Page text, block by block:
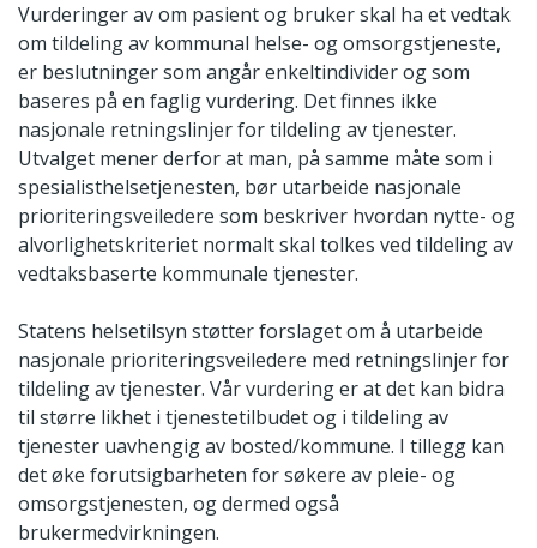
Vurderinger av om pasient og bruker skal ha et vedtak
om tildeling av kommunal helse- og omsorgstjeneste,
er beslutninger som angår enkeltindivider og som
baseres på en faglig vurdering. Det finnes ikke
nasjonale retningslinjer for tildeling av tjenester.
Utvalget mener derfor at man, på samme måte som i
spesialisthelsetjenesten, bør utarbeide nasjonale
prioriteringsveiledere som beskriver hvordan nytte- og
alvorlighetskriteriet normalt skal tolkes ved tildeling av
vedtaksbaserte kommunale tjenester.
Statens helsetilsyn støtter forslaget om å utarbeide
nasjonale prioriteringsveiledere med retningslinjer for
tildeling av tjenester. Vår vurdering er at det kan bidra
til større likhet i tjenestetilbudet og i tildeling av
tjenester uavhengig av bosted/kommune. I tillegg kan
det øke forutsigbarheten for søkere av pleie- og
omsorgstjenesten, og dermed også
brukermedvirkningen.